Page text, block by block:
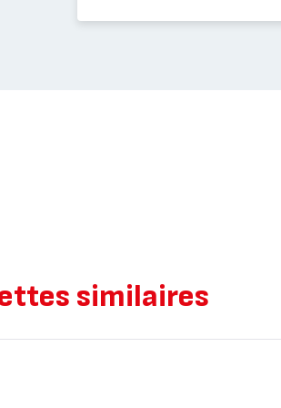
similaires